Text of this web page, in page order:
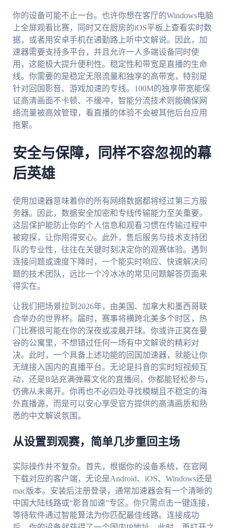
你的设备可能不止一台。也许你想在客厅的Windows电脑
上全屏观看比赛，同时又在厨房的iOS平板上查看实时数
据，或者用安卓手机在通勤路上听中文解说。因此，加
速器需要支持多平台，并且允许一人多端设备同时使
用，这能极大提升便利性。稳定性和带宽是直播的生命
线。你需要的是稳定无限流量和独享的高带宽，特别是
针对回国影音、游戏加速的专线。100M的独享带宽能保
证高清画面不卡顿、不缓冲，智能分流技术则能确保网
络流量被高效管理，看直播的体验不会被其他后台应用
拖累。
安全与保障，同样不容忽视的幕
后英雄
使用加速器意味着你的所有网络数据都将经过第三方服
务器。因此，数据安全加密和专线传输能力至关重要。
这层保护能防止你的个人信息和观看习惯在传输过程中
被窥探，让你用得安心。此外，售后服务与技术支持团
队的专业性，往往在关键时刻决定你的观赛体验。遇到
连接问题或速度下降时，一个能实时响应、快速解决问
题的技术团队，远比一个冷冰冰的常见问题解答页面来
得实在。
让我们把场景拉到2026年，由美国、加拿大和墨西哥联
合举办的世界杯。届时，赛事将横跨北美多个时区，热
门比赛很可能在你的深夜或凌晨开球。你或许正窝在曼
谷的公寓里，不想错过任何一场有中文解说的精彩对
决。此时，一个具备上述功能的回国加速器，就能让你
无缝接入国内的直播平台。无论是抖音的实时短视频互
动，还是B站充满弹幕文化的直播间，你都能轻松参与，
仿佛从未离开。你再也不必四处寻找模糊且不稳定的海
外直播源，而是可以安心享受官方提供的高清画质和熟
悉的中文解说氛围。
从设置到观赛，简单几步重回主场
实际操作并不复杂。首先，根据你的设备系统，在官网
下载对应的客户端，无论是Android、iOS、Windows还是
mac版本。安装后注册登录，通常加速器会有一个清晰的
中国大陆线路或“影音加速”专区。你只需点击一键连接，
等待软件通过智能算法为你匹配最佳线路。连接成功